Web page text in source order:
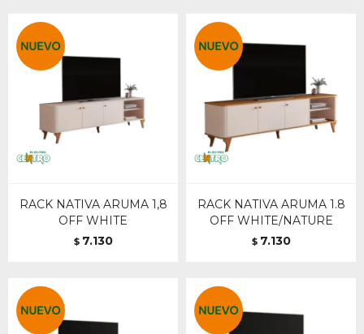
RACK NATIVA ARUMA 1,8
OFF WHITE
$ 7.130
RACK NATIVA ARUMA 1.8
OFF WHITE/NATURE
$ 7.130